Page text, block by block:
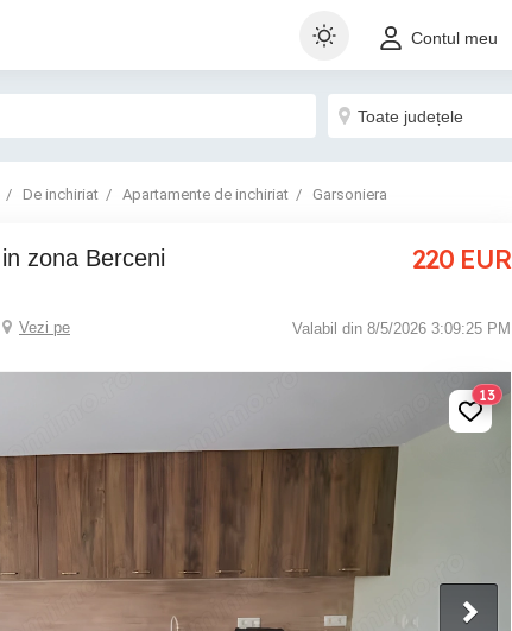
Contul meu
De inchiriat Apartamente de inchiriat Garsoniera
220 EUR
Vezi pe
Valabil din 8/5/2026 3:09:25 PM
13